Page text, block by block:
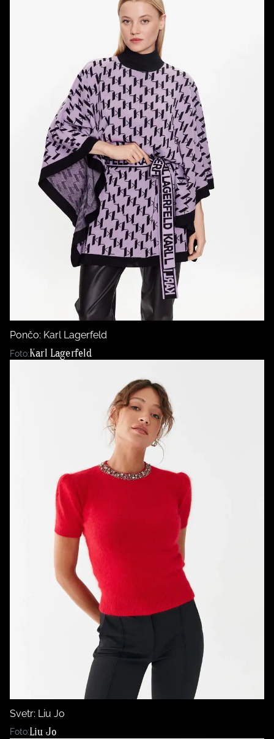
Pončo: Karl Lagerfeld
Foto:Karl Lagerfeld
Svetr: Liu Jo
Foto:Liu Jo